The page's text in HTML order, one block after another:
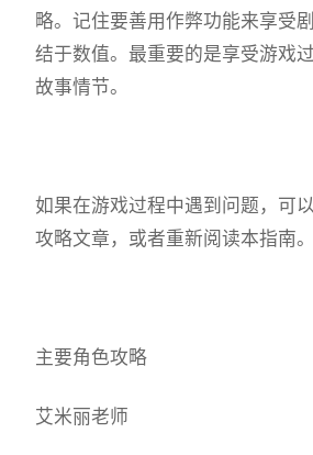
略。记住要善用作弊功能来享受
结于数值。最重要的是享受游戏
故事情节。
如果在游戏过程中遇到问题，可
攻略文章，或者重新阅读本指南
主要角色攻略
艾米丽老师